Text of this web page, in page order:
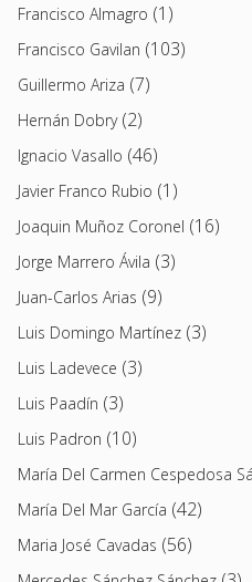
Francisco Almagro (1)
Francisco Gavilan (103)
Guillermo Ariza (7)
Hernán Dobry(2)
Ignacio Vasallo (46)
Javier Franco Rubio (1)
Joaquin Muñoz Coronel (16)
Jorge Marrero Ávila (3)
Juan-Carlos Arias (9)
Luis Domingo Martínez (3)
Luis Ladevece (3)
Luis Paadín (3)
Luis Padron (10)
María Del Carmen Cespedosa
María Del Mar García (42)
Maria José Cavadas (56)